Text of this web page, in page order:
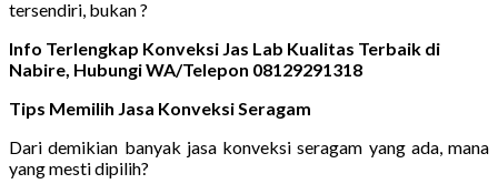
tersendiri, bukan ?
Info Terlengkap Konveksi Jas Lab Kualitas Terbaik di
Nabire, Hubungi WA/Telepon 08129291318
Tips Memilih Jasa Konveksi Seragam
Dari demikian banyak jasa konveksi seragam yang ada, mana
yang mesti dipilih?